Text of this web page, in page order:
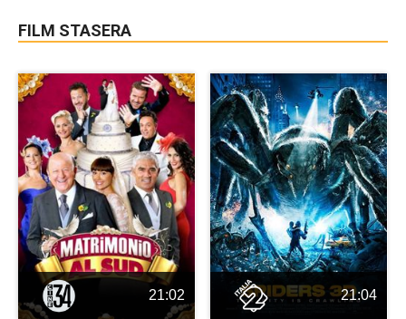
FILM STASERA
21:02 21:04